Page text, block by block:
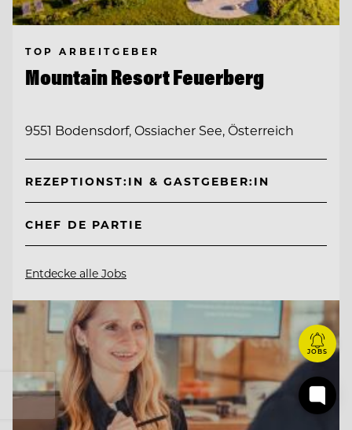
TOP ARBEITGEBER
Mountain Resort Feuerberg
9551 Bodensdorf, Ossiacher See, Österreich
REZEPTIONST:IN & GASTGEBER:IN
CHEF DE PARTIE
Entdecke alle Jobs
JOBS